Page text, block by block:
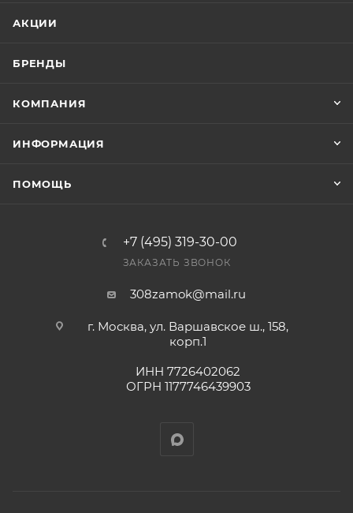
утверждение заказчика.
Цены на сайте не являются оптовыми и
приходит письмо только для подтверждения, что
счете после проверки товара на наличие на складе.
АКЦИИ
БРЕНДЫ
КОМПАНИЯ
ИНФОРМАЦИЯ
ПОМОЩЬ
+7 (495) 319-30-00
ЗАКАЗАТЬ ЗВОНОК
308zamok@mail.ru
г. Москва, ул. Варшавское ш., 158,
корп.1
ИНН 7726402062
ОГРН 1177746439903